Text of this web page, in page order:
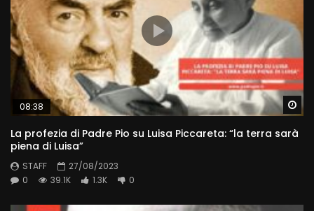
08:38
La profezia di Padre Pio su Luisa Piccareta: “la terra sarà
piena di Luisa”
STAFF
27/08/2023
0
39.1K 1.3K 0